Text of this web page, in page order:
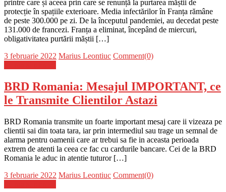
printre care și aceea prin care se renunță la purtarea măștii de
protecție în spațiile exterioare. Media infectărilor în Franța rămâne
de peste 300.000 pe zi. De la începutul pandemiei, au decedat peste
131.000 de francezi. Franța a eliminat, începând de miercuri,
obligativitatea purtării măștii […]
Posted
3 februarie 2022 Author
Marius Leontiuc Comment(0)
BRD Romania: Mesajul IMPORTANT, ce
le Transmite Clientilor Astazi
BRD Romania transmite un foarte important mesaj care ii vizeaza pe
clientii sai din toata tara, iar prin intermediul sau trage un semnal de
alarma pentru oamenii care ar trebui sa fie in aceasta perioada
extrem de atenti la ceea ce fac cu cardurile bancare. Cei de la BRD
Romania le aduc in atentie tuturor […]
Posted
3 februarie 2022 Author
Marius Leontiuc Comment(0)